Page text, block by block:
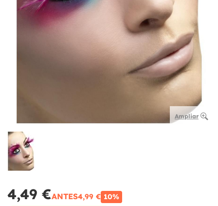
Ampliar
4,49 €ANTES4,99 € 10%